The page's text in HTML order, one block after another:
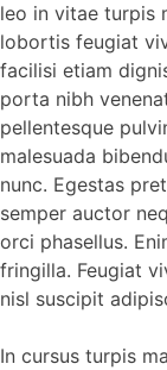
leo in vitae turpis
lobortis feugiat
facilisi etiam
porta nibh
pellentesque
malesuada
nunc. Egestas
semper auctor
orci phasellus.
fringilla. Feugiat
nisl suscipit
In cursus turpis